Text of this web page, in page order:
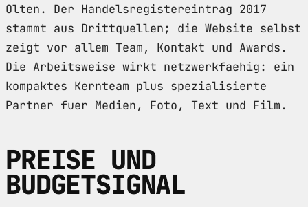
Olten. Der Handelsregistereintrag 2017
stammt aus Drittquellen; die Website selbst
zeigt vor allem Team, Kontakt und Awards.
Die Arbeitsweise wirkt netzwerkfaehig: ein
kompaktes Kernteam plus spezialisierte
Partner fuer Medien, Foto, Text und Film.
PREISE UND
BUDGETSIGNAL